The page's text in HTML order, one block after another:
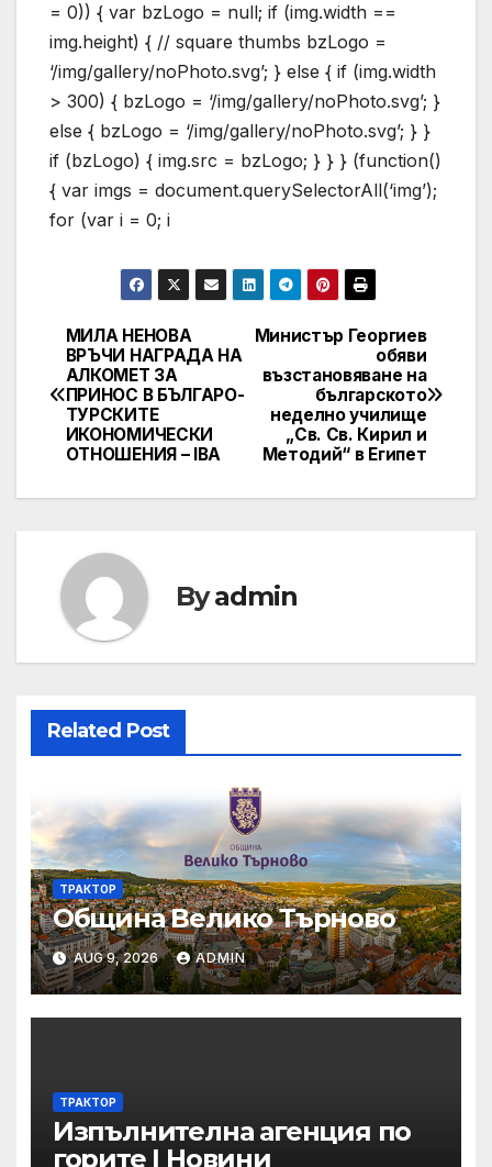
= 0)) { var bzLogo = null; if (img.width ==
img.height) { // square thumbs bzLogo =
‘/img/gallery/noPhoto.svg’; } else { if (img.width
> 300) { bzLogo = ‘/img/gallery/noPhoto.svg’; }
else { bzLogo = ‘/img/gallery/noPhoto.svg’; } }
if (bzLogo) { img.src = bzLogo; } } } (function()
{ var imgs = document.querySelectorAll(‘img’);
for (var i = 0; i
Post
navigation
Министър Георгиев
обяви
възстановяване на
българското
неделно училище
„Св. Св. Кирил и
Методий“ в Египет
МИЛА НЕНОВА
ВРЪЧИ НАГРАДА НА
АЛКОМЕТ ЗА
ПРИНОС В БЪЛГАРО-
ТУРСКИТЕ
ИКОНОМИЧЕСКИ
ОТНОШЕНИЯ – IBA
Byadmin
Related Post
ТРАКТОР
Община Велико Търново
AUG 9, 2026 ADMIN
ТРАКТОР
Изпълнителна агенция по
горите | Новини